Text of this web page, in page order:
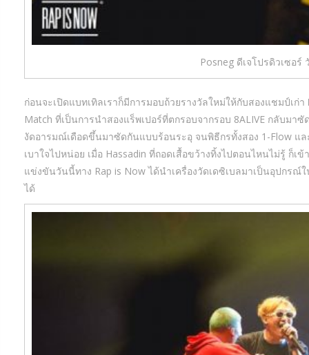
Posneg ดีเจโปรดิวเซอ
ก่อนจะเปิดแบทเทิลเราก็มีการมอบถ้วยรางวัลใหม่ให้กับสองแชมป์เก่า
Match ที่เป็นการนำสองแร็พเปอร์ที่ตกรอบจากรอบ 8ALIVE กลับมา
งัดอารมณ์เดือดขึ้นมาซัดกันแบบร้อนระอุ จนพิธีกรทั้งสอง 1-Flow แล
เบาใจไปหน่อย เมื่อ Hassadin ที่ถอดเสื้อขว้างทิ้งไปตอนไหนไม่รู้ ก็
แข่งขันวันนี้ทาง Rap is Now ได้นำเครื่องวัดเดซิเบลมาเป็นอุปกรณ์
ได้